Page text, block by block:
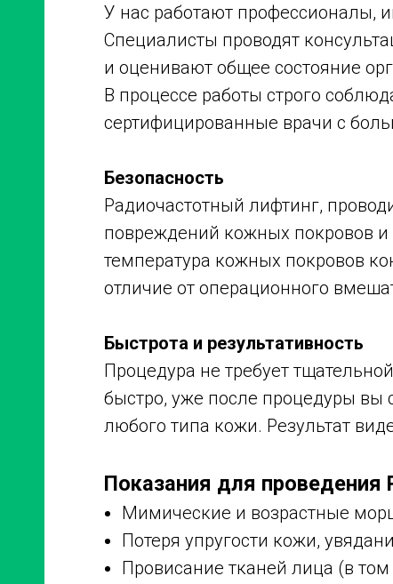
У нас работают профессионалы,
Специалисты проводят
и оценивают общее состояние
В процессе работы строго
сертифицированные врачи с
Безопасность
Радиочастотный лифтинг,
повреждений кожных покровов
температура кожных покровов
отличие от операционного
Быстрота и результативность
Процедура не требует
быстро, уже после процедуры вы
любого типа кожи. Результат
Показания для проведения
Мимические и возрастные
Потеря упругости кожи,
Провисание тканей лица (в